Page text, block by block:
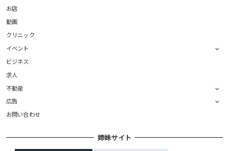
お店
動画
クリニック
イベント
ビジネス
求人
不動産
広告
お問い合わせ
姉妹サイト